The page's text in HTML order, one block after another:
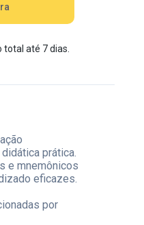
prática.
e mnemônicos
eficazes.
por
até 7 dias.